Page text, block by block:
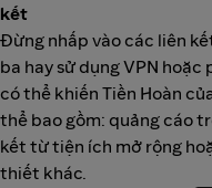
kết
Đừng nhấp vào các liên
ba hay sử dụng VPN hoặc
có thể khiến Tiền Hoàn
thể bao gồm: quảng cáo
kết từ tiện ích mở rộng
thiết khác.